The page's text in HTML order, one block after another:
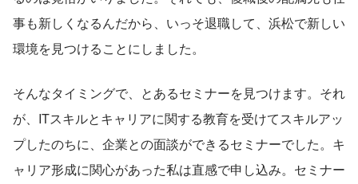
事も新しくなるんだから、いっそ退職して、浜松で新しい
環境を見つけることにしました。
そんなタイミングで、とあるセミナーを見つけます。それ
が、ITスキルとキャリアに関する教育を受けてスキルアッ
プしたのちに、企業との面談ができるセミナーでした。キ
ャリア形成に関心があった私は直感で申し込み。セミナー